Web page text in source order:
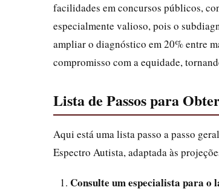
facilidades em concursos públicos,
especialmente valioso, pois o
ampliar o diagnóstico em 20% entre
compromisso com a equidade,
Lista de Passos para
Aqui está uma lista passo a passo
Espectro Autista, adaptada às
Consulte um especialista para o